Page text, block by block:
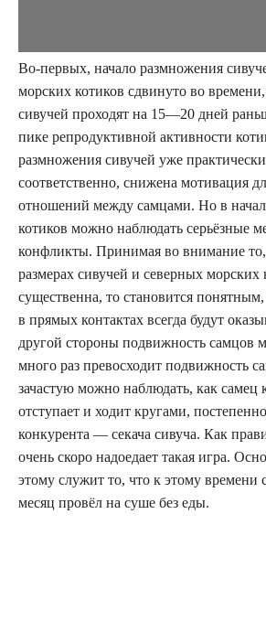
Во-первых, начало размножения
морских котиков сдвинуто во
сивучей проходят на 15—20 дней
пике репродуктивной активности
размножения сивучей уже
соответственно, снижена мотивация
отношений между самцами. Но в
котиков можно наблюдать серьёзные
конфликты. Принимая во внимание то,
размерах сивучей и северных морских
существенна, то становится
в прямых контактах всегда будут
другой стороны подвижность самцов
много раз превосходит подвижность
зачастую можно наблюдать, как самец
отступает и ходит кругами,
конкурента — секача сивуча. Как
очень скоро надоедает такая игра.
этому служит то, что к этому времени
месяц провёл на суше без еды.